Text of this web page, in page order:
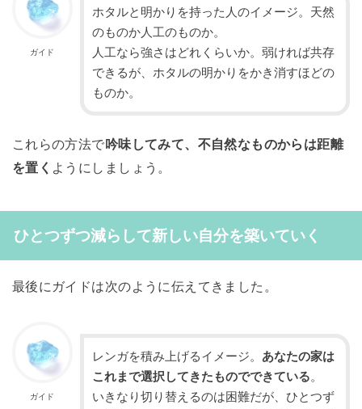
ガイド
ホタルと明かりを持った人のイメージ。天然
のものか人工のものか。
人工なら強さはどれくらいか。弱ければ共存
できるが、ホタルの明かりをかき消すほどの
ものか。
これらの方法で吟味してみて、不自然なものからは距離
を置く ようにしましょう。
ひとつずつ減らして新しい自分を築いていく
最後にガイドは次のように伝えてきました。
ガイド
レンガを積み上げるイメージ。 あなたの家は
これまで選択してきたものでできている。
いきなり切り替えるのは困難だが、ひとつず